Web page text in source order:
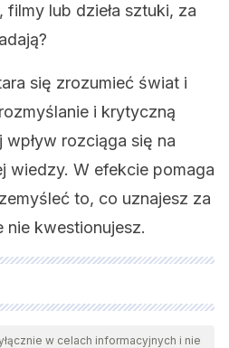
filmy lub dzieła sztuki, za
się zrozumieć świat i
i krytyczną
rozciąga się na
wiedzy. W efekcie pomaga
to, co uznajesz za
kwestionujesz.
zostały gruntownie
zespół w celu zapewnienia ich
w celach informacyjnych i nie